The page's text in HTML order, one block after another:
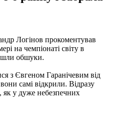
Логінов прокоментував
на чемпіонаті світу в
обшуки.
з Євгеном Гаранічевим від
самі відкрили. Відразу
як у дуже небезпечних